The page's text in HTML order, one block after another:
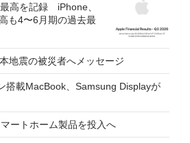
高を記録 iPhone、
も4〜6月期の過去最
地震の被災者へメッセージ
搭載MacBook、Samsung Displayが
ートホーム製品を投入へ